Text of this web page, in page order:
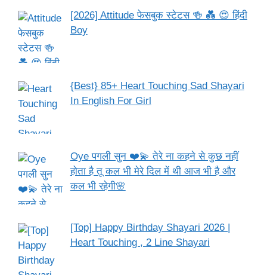
[2026] Attitude फेसबुक स्टेटस 🍻 💑 😍 हिंदी
Boy
{Best} 85+ Heart Touching Sad Shayari
In English For Girl
Oye पगली सुन ❤️💫 तेरे ना कहने से कुछ नहीं
होता है तू कल भी मेरे दिल में थी आज भी है और
कल भी रहेगी🌸
[Top] Happy Birthday Shayari 2026 |
Heart Touching , 2 Line Shayari